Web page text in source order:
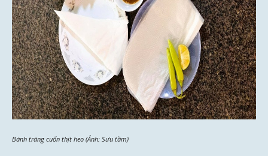
Bánh tráng cuốn thịt heo (Ảnh: Sưu tầm)